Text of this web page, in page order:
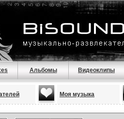
Альбомы Видеоклипы
Моя музыка